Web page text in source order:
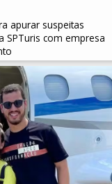
apurar suspeitas
SPTuris com empresa